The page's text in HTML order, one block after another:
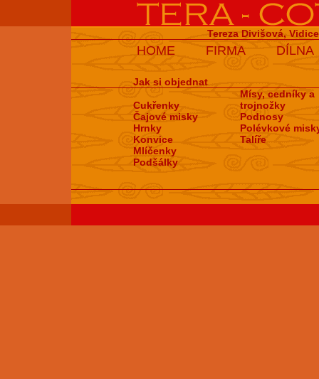
Tereza Divišová,
HOME FIRMA DÍLNA
Jak si objednat
Cukřenky
Čajové misky
Hrnky
Konvice
Mlíčenky
Podšálky
Mísy, cedníky a
trojnožky
Podnosy
Polévkové
Talíře